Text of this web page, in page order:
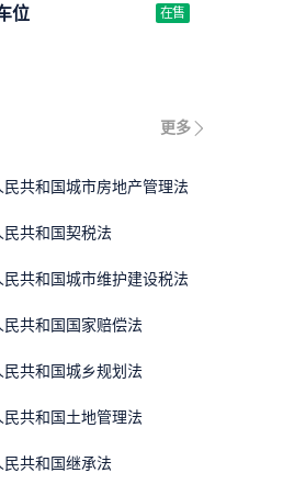
位 在售
更多
民共和国城市房地产管理法
民共和国契税法
民共和国城市维护建设税法
民共和国国家赔偿法
民共和国城乡规划法
民共和国土地管理法
民共和国继承法